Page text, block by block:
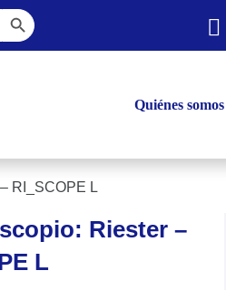
Botón de búsqueda
Quiénes somos
RI_SCOPE L
Riester –
L